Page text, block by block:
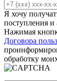
Я хочу
поступления
Нажимая
Договора
обработку